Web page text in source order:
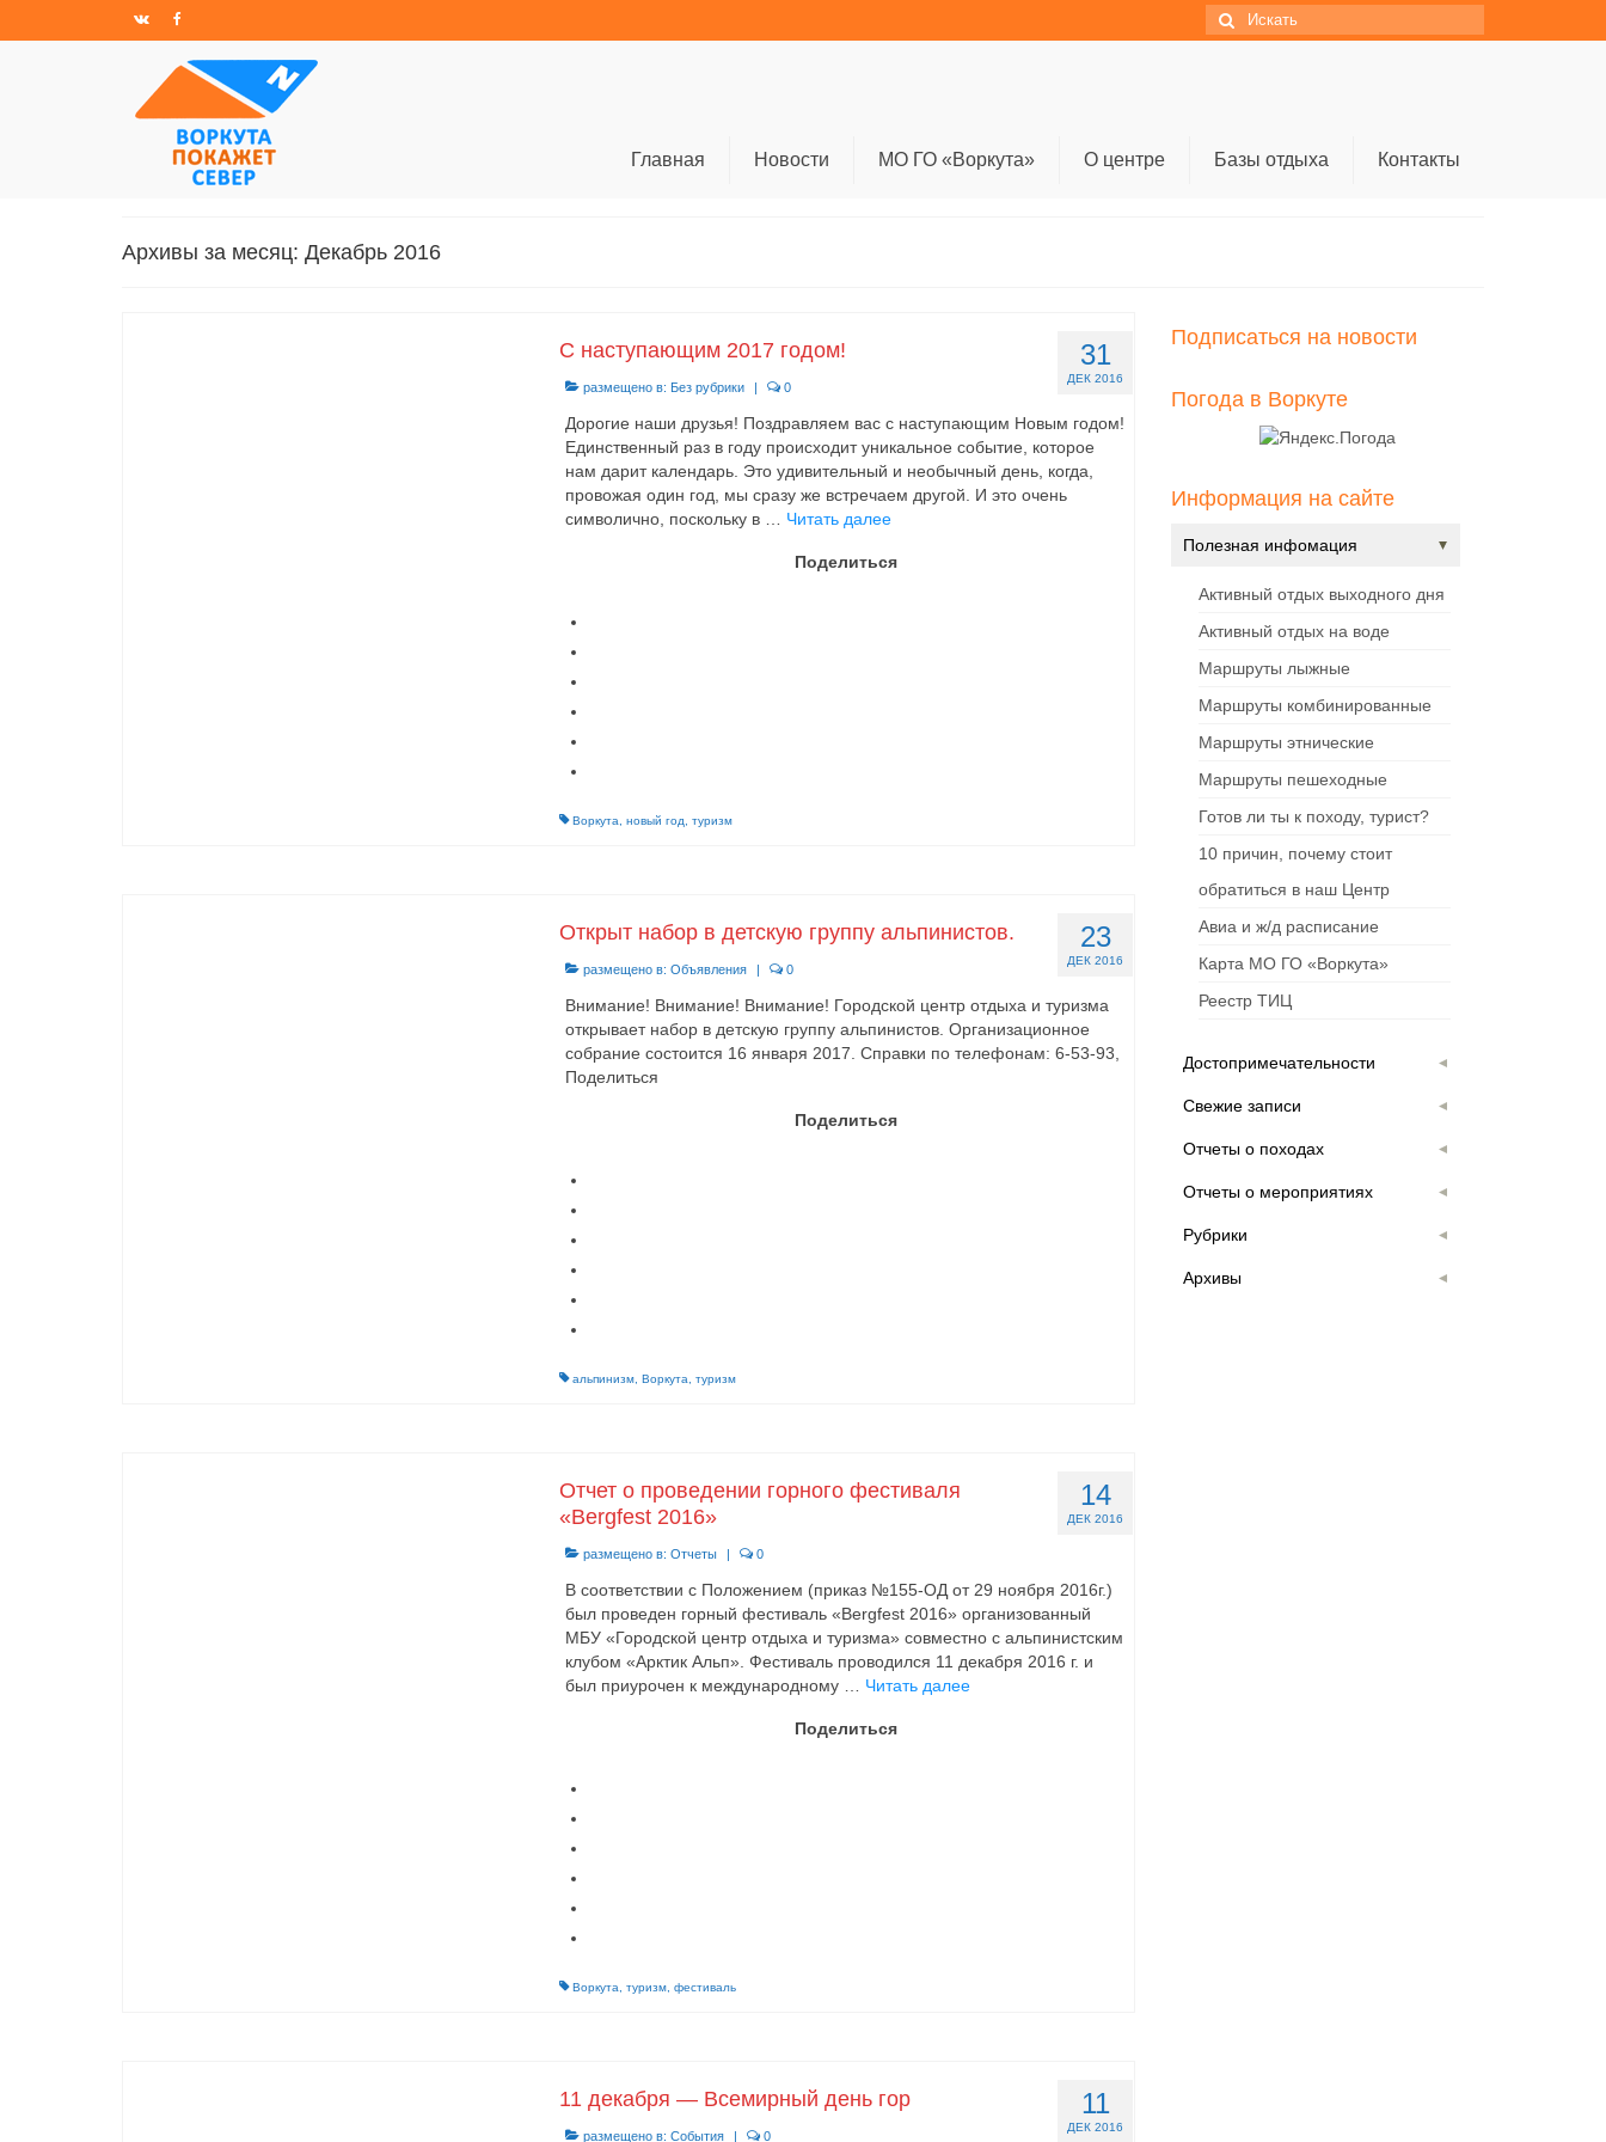
Искать:
Главная Новости МО ГО «Воркута» О центре Базы отдыха Контакты
Архивы за месяц: Декабрь 2016
31
ДЕК 2016
С наступающим 2017 годом!
размещено в: Без рубрики | 0
Дорогие наши друзья! Поздравляем вас с наступающим Новым годом!
Единственный раз в году происходит уникальное событие, которое
нам дарит календарь. Это удивительный и необычный день, когда,
провожая один год, мы сразу же встречаем другой. И это очень
символично, поскольку в … Читать далее
Поделиться
Воркута новый год туризм
23
ДЕК 2016
Открыт набор в детскую группу альпинистов.
размещено в: Объявления | 0
Внимание! Внимание! Внимание! Городской центр отдыха и туризма
открывает набор в детскую группу альпинистов. Организационное
собрание состоится 16 января 2017. Справки по телефонам: 6-53-93,
Поделиться
Поделиться
альпинизм, Воркута туризм
14
ДЕК 2016
Отчет о проведении горного фестиваля
«Bergfest 2016»
размещено в: Отчеты | 0
В соответствии с Положением (приказ №155-ОД от 29 ноября 2016г.)
был проведен горный фестиваль «Bergfest 2016» организованный
МБУ «Городской центр отдыха и туризма» совместно с альпинистским
клубом «Арктик Альп». Фестиваль проводился 11 декабря 2016 г. и
был приурочен к международному … Читать далее
Поделиться
Воркута туризм, фестиваль
11
ДЕК 2016
11 декабря — Всемирный день гор
размещено в: События | 0
Подписаться на новости
Погода в Воркуте
Информация на сайте
Полезная инфомация
Активный отдых выходного дня
Активный отдых на воде
Маршруты лыжные
Маршруты комбинированные
Маршруты этнические
Маршруты пешеходные
Готов ли ты к походу, турист?
10 причин, почему стоит
обратиться в наш Центр
Авиа и ж/д расписание
Карта МО ГО «Воркута»
Реестр ТИЦ
Достопримечательности
Свежие записи
Отчеты о походах
Отчеты о мероприятиях
Рубрики
Архивы